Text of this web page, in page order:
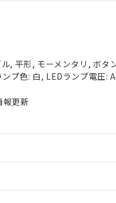
, 平形, モーメンタリ, ボタ
プ色: 白, LEDランプ電圧:
更新